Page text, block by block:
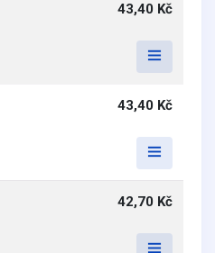
43,40 Kč
43,40 Kč
42,70 Kč